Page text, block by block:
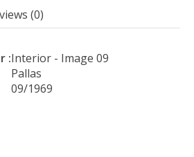
(0)
:Interior - Image 09
Pallas
09/1969